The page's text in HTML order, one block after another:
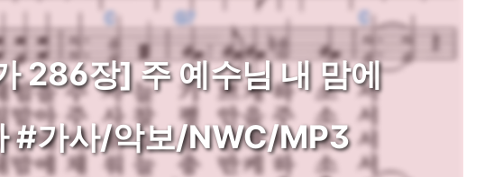
286장] 주 예수님 내 맘에
#가사/악보/NWC/MP3